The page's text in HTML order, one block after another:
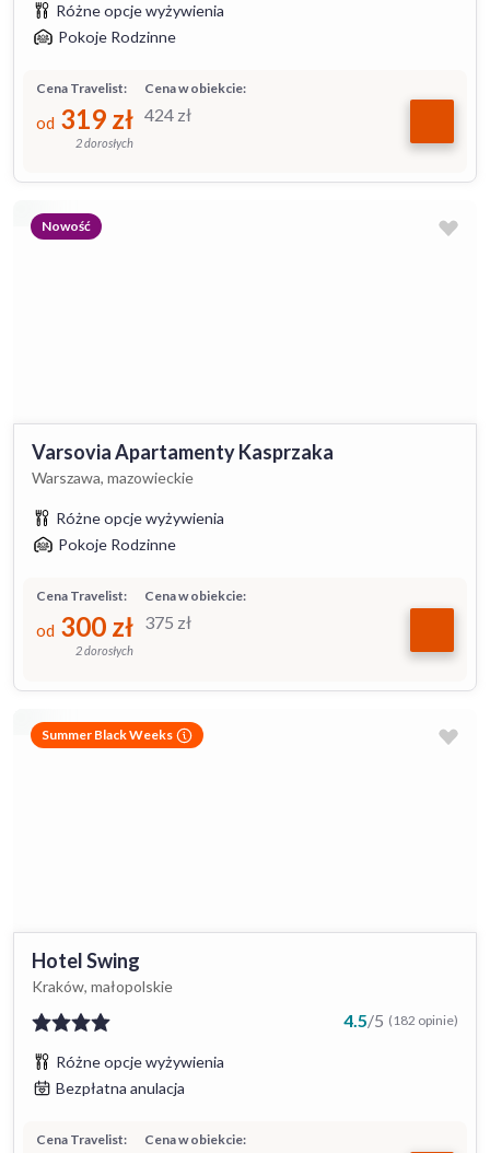
Różne opcje wyżywienia
Pokoje Rodzinne
Cena w obiekcie:
424 zł
Cena Travelist:
od 319 zł
2 dorosłych
Nowość
Varsovia Apartamenty Kasprzaka
Warszawa, mazowieckie
Różne opcje wyżywienia
Pokoje Rodzinne
Cena w obiekcie:
375 zł
Cena Travelist:
od 300 zł
2 dorosłych
Summer Black Weeks
Hotel Swing
Kraków, małopolskie
4.5/5 (182 opinie)
Różne opcje wyżywienia
Bezpłatna anulacja
Cena w obiekcie:
Cena Travelist: